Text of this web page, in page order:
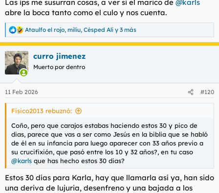
:
Las ips me susurran cosas, a ver si el marico de @karls
abre la boca tanto como el culo y nos cuenta.
R
e
a
c
c
e
s
Ataulfo el rojo, miliu, Césped Alí y 3 más
curro jimenez
Muerto por dentro
11 Feb 2026 #120
Fisico2013 rebuznó:
Coño, pero que carajos estabas haciendo estos 30 y pico de
dias, parece que vas a ser como Jesús en la biblia que se habló
de él en su infancia para luego aparecer con 33 años previo a
su crucifixión, que pasó entre los 10 y 32 años?, en tu caso
@karls que has hecho estos 30 dias?
Estos 30 días para Karla, hay que llamarla así ya, han sido
una deriva de lujuria, desenfreno y una bajada a los